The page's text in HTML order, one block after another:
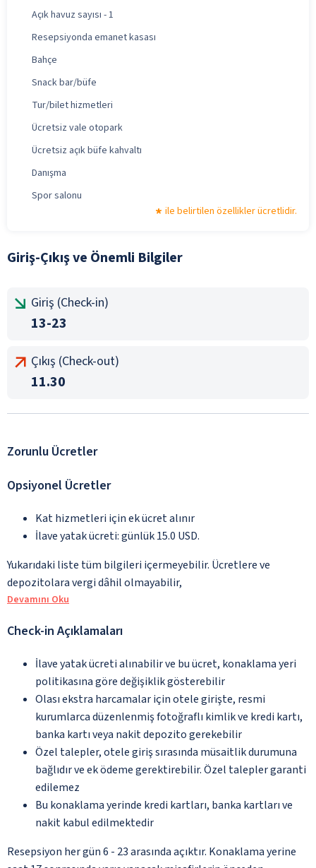
Açık havuz sayısı - 1
Resepsiyonda emanet kasası
Bahçe
Snack bar/büfe
Tur/bilet hizmetleri
Ücretsiz vale otopark
Ücretsiz açık büfe kahvaltı
Danışma
Spor salonu
ile belirtilen özellikler ücretlidir.
Giriş-Çıkış ve Önemli Bilgiler
Giriş (Check-in)
13-23
Çıkış (Check-out)
11.30
Zorunlu Ücretler
Opsiyonel Ücretler
Kat hizmetleri için ek ücret alınır
İlave yatak ücreti: günlük 15.0 USD.
Yukarıdaki liste tüm bilgileri içermeyebilir. Ücretlere ve
depozitolara vergi dâhil olmayabilir,
Devamını Oku
Check-in Açıklamaları
İlave yatak ücreti alınabilir ve bu ücret, konaklama yeri
politikasına göre değişiklik gösterebilir
Olası ekstra harcamalar için otele girişte, resmi
kurumlarca düzenlenmiş fotoğraflı kimlik ve kredi kartı,
banka kartı veya nakit depozito gerekebilir
Özel talepler, otele giriş sırasında müsaitlik durumuna
bağlıdır ve ek ödeme gerektirebilir. Özel talepler garanti
edilemez
Bu konaklama yerinde kredi kartları, banka kartları ve
nakit kabul edilmektedir
Resepsiyon her gün 6 - 23 arasında açıktır. Konaklama yerine